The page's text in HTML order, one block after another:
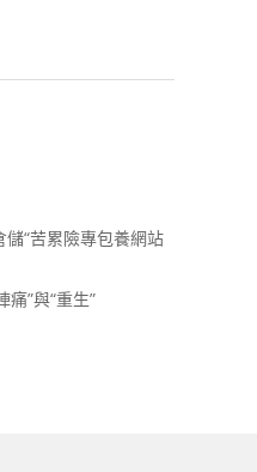
“苦累險專包養網站
痛”與“重生”